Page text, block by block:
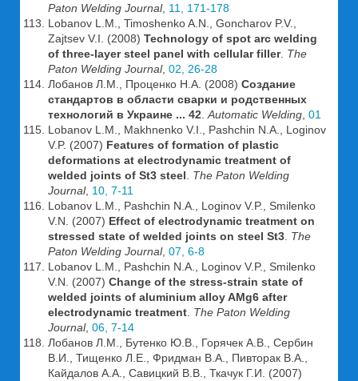
Paton Welding Journal, 11, 171-178
Lobanov L.M., Timoshenko A.N., Goncharov P.V.,
Zajtsev V.I. (2008) Technology of spot arc welding
of three-layer steel panel with cellular filler. The
Paton Welding Journal, 02, 26-28
Лобанов Л.М., Проценко Н.А. (2008) Создание
стандартов в области сварки и родственных
технологий в Украине ... 42 Automatic Welding 01
Lobanov L.M., Makhnenko V.I., Pashchin N.A., Loginov
V.P. (2007) Features of formation of plastic
deformations at electrodynamic treatment of
welded joints of St3 steel
The Paton Welding
Journal, 10, 7-11
Lobanov L.M., Pashchin N.A., Loginov V.P., Smilenko
V.N. (2007) Effect of electrodynamic treatment on
stressed state of welded joints on steel St3 The
Paton Welding Journal, 07, 6-8
Lobanov L.M., Pashchin N.A., Loginov V.P., Smilenko
V.N. (2007) Change of the stress-strain state of
welded joints of aluminium alloy AMg6 after
electrodynamic treatment The Paton Welding
Journal, 06, 7-14
Лобанов Л.М., Бутенко Ю.В., Горячек А.В., Сербин
В.И., Тищенко Л.Е., Фридман В.А., Пивторак В.А.,
Кайдалов А.А., Савицкий В.В., Ткачук Г.И. (2007)